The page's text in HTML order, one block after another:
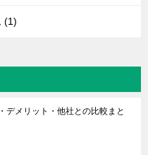
(1)
デメリット・他社との比較まと